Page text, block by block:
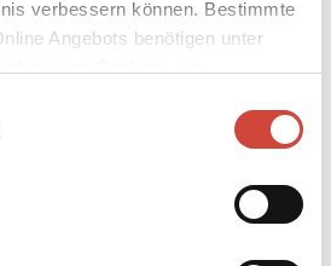
verbessern können. Bestimmte
Angebots benötigen unter
Kaufen
Piedra saß ich und